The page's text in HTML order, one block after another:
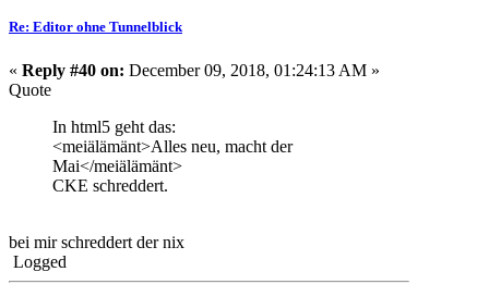
Re: Editor ohne Tunnelblick
« Reply #40 on: December 09, 2018, 01:24:13 AM »
Quote
In html5 geht das:
<meiälämänt>Alles neu, macht der
Mai</meiälämänt>
CKE schreddert.
bei mir schreddert der nix
Logged